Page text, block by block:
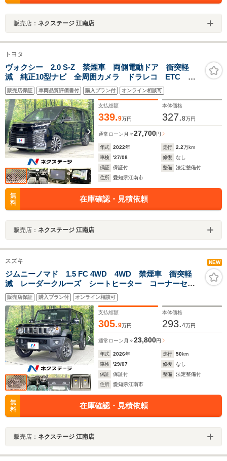
販売店： ネクステージ 江南店
トヨタ
ヴォクシー 2.0 S-Z 禁煙車 両側電動ドア 衝突軽
減 純正10型ナビ 全周囲カメラ ドラレコ ETC レ
ーダークルーズ コーナーセンサー 車線逸脱警報 シ
ートヒーター LEDヘッド オートライト リヤオート
エアコン
販売店保証 車両品質評価書付 購入プラン付 オンライン相談可
支払総額
339.9万円
本体価格
327.8万円
通常ローン 月々27,700円
年式 2022年 走行 2.2万km
車検
'27/08 修復
なし
保証
保証付 整備
法定整備付
住所
愛知県江南市
無
料
在庫確認・見積依頼
販売店： ネクステージ 江南店
スズキ NEW
ジムニーノマド 1.5 FC 4WD 4WD 禁煙車 衝突軽
減 レーダークルーズ シートヒーター コーナーセン
サー 車線逸脱警報 LEDヘッド オートライト オー
トエアコン フロントフォグ スマートキー ヘッドラ
イトウォッシャー
販売店保証 購入プラン付 オンライン相談可
支払総額
305.9万円
本体価格
293.4万円
通常ローン 月々23,800円
年式 2026年 走行 50km
車検
'29/07 修復
なし
保証
保証付 整備
法定整備付
住所
愛知県江南市
無
料
在庫確認・見積依頼
販売店： ネクステージ 江南店